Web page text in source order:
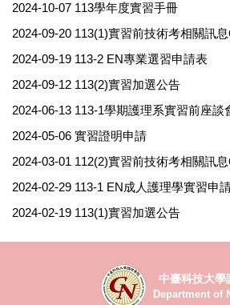
2024-10-07 113學年度實習手冊
2024-09-20 113(1)實習前技術考相關訊
2024-09-19 113-2 EN專業選習申請表
2024-09-12 113(2)實習加選公告
2024-06-13 113-1學期護理系實習前座談
2024-05-06 實習證明申請
2024-03-01 112(2)實習前技術考相關訊
2024-02-29 113-1 EN成人護理學實習申
2024-02-19 113(1)實習加選公告
中臺科技大學
Department of